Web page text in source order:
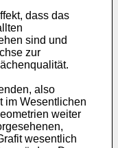
dass das
sind und
zur
also
im Wesentlichen
weiter
wesentlich